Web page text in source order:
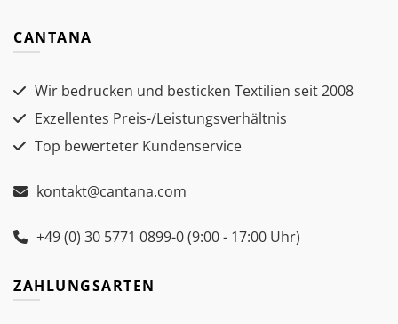
CANTANA
Wir bedrucken und besticken Textilien seit 2008
Exzellentes Preis-/Leistungsverhältnis
Top bewerteter Kundenservice
kontakt@cantana.com
+49 (0) 30 5771 0899-0 (9:00 - 17:00 Uhr)
ZAHLUNGSARTEN